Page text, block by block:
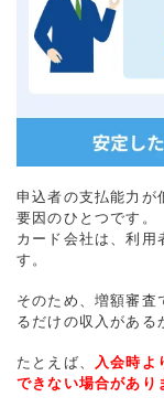
申込者の支払能力が
要因のひとつです。
カード会社は、利用
す。
そのため、増額審査
るだけの収入がある
たとえば、 入会時よ
できない場合があり